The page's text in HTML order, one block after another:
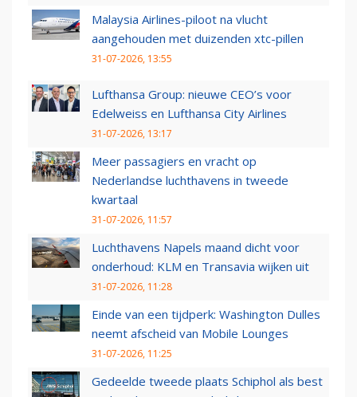
Malaysia Airlines-piloot na vlucht
aangehouden met duizenden xtc-pillen
31-07-2026, 13:55
Lufthansa Group: nieuwe CEO’s voor
Edelweiss en Lufthansa City Airlines
31-07-2026, 13:17
Meer passagiers en vracht op
Nederlandse luchthavens in tweede
kwartaal
31-07-2026, 11:57
Luchthavens Napels maand dicht voor
onderhoud: KLM en Transavia wijken uit
31-07-2026, 11:28
Einde van een tijdperk: Washington Dulles
neemt afscheid van Mobile Lounges
31-07-2026, 11:25
Gedeelde tweede plaats Schiphol als best